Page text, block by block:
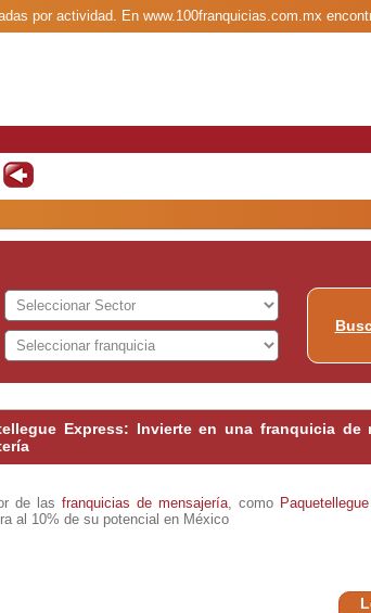
por actividad. En www.100franquicias.com.mx
Express: Invierte en una franquicia de
de las franquicias de mensajería , como
al 10% de su potencial en México